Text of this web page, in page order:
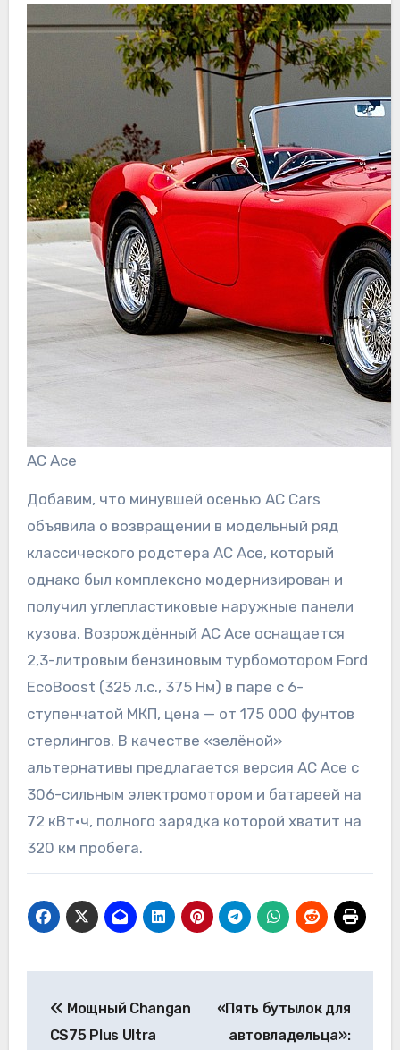
AC Ace
Добавим, что минувшей осенью AC Cars
объявила о возвращении в модельный ряд
классического родстера AC Ace, который
однако был комплексно модернизирован и
получил углепластиковые наружные панели
кузова. Возрождённый AC Ace оснащается
2,3-литровым бензиновым турбомотором Ford
EcoBoost (325 л.с., 375 Нм) в паре с 6-
ступенчатой МКП, цена — от 175 000 фунтов
стерлингов. В качестве «зелёной»
альтернативы предлагается версия AC Ace с
306-сильным электромотором и батареей на
72 кВт·ч, полного зарядка которой хватит на
320 км пробега.
по
Мощный Changan
CS75 Plus Ultra
«Пять бутылок для
автовладельца»: